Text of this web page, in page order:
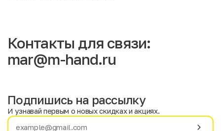
Контакты для связи:
mar@m-hand.ru
Подпишись на рассылку
И узнавай первым о новых скидках и акциях.